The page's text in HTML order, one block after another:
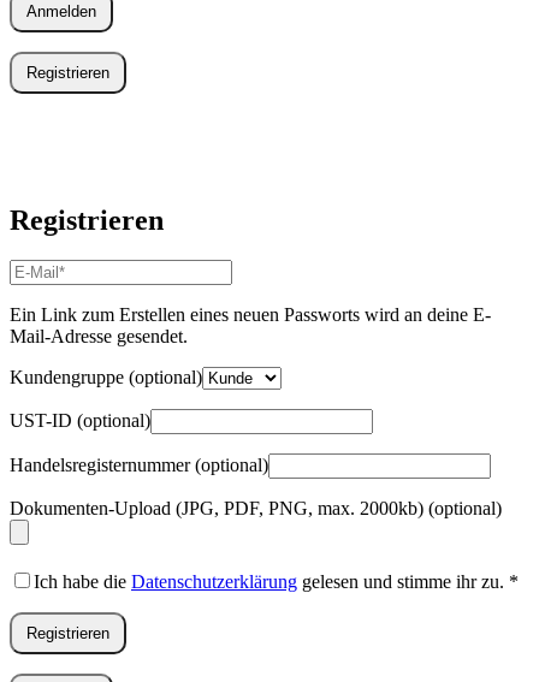
Anmelden
Registrieren
Registrieren
E-
Mail-
Adresse*
Erforderlich
Ein Link zum Erstellen eines neuen Passworts wird an deine E-
Mail-Adresse gesendet.
Kundengruppe (optional)
UST-ID (optional)
Handelsregisternummer(optional)
Dokumenten-Upload (JPG, PDF, PNG, max. 2000kb) (optional)
Ich habe die Datenschutzerklärung gelesen und stimme ihr zu. *
Registrieren